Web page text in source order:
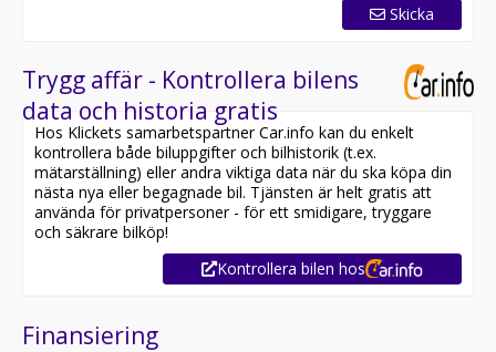
Skicka
Trygg affär - Kontrollera bilens
data och historia gratis
Hos Klickets samarbetspartner Car.info kan du enkelt
kontrollera både biluppgifter och bilhistorik (t.ex.
mätarställning) eller andra viktiga data när du ska köpa din
nästa nya eller begagnade bil. Tjänsten är helt gratis att
använda för privatpersoner - för ett smidigare, tryggare
och säkrare bilköp!
Kontrollera bilen hos
Finansiering